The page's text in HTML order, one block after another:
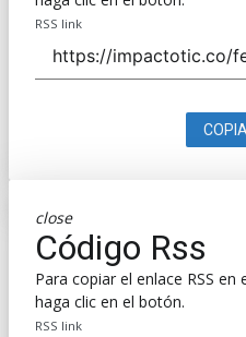
RSS link
close
Código Rss
Para copiar el enlace RSS en
haga clic en el botón.
RSS link